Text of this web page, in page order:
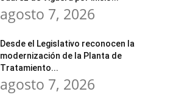
agosto 7, 2026
Desde el Legislativo reconocen la
modernización de la Planta de
Tratamiento...
agosto 7, 2026